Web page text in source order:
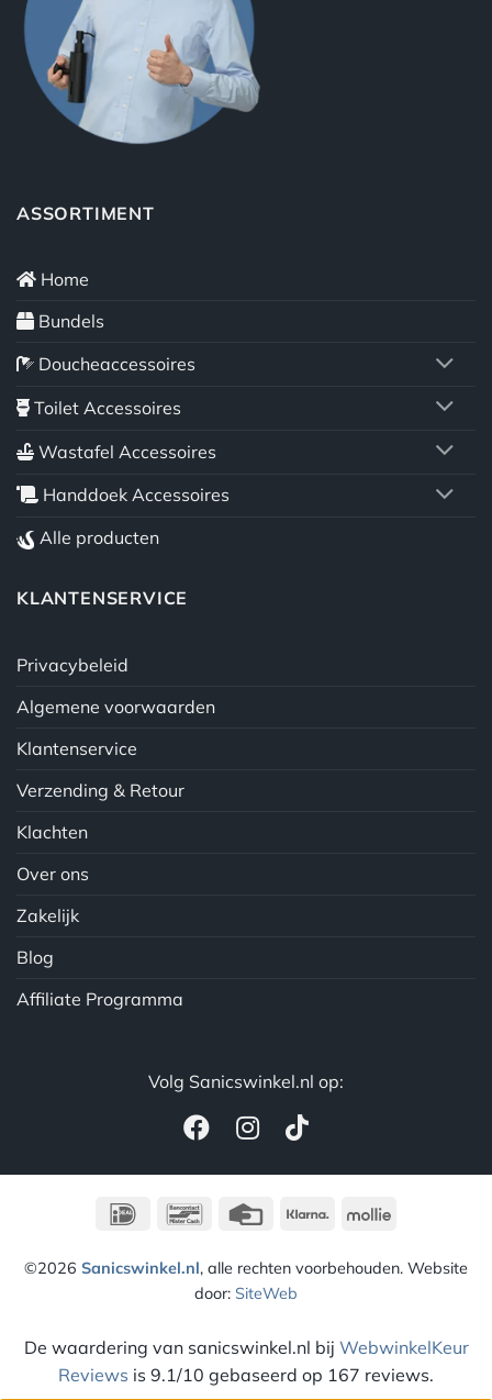
ASSORTIMENT
Home
Bundels
Doucheaccessoires
Toilet Accessoires
Wastafel Accessoires
Handdoek Accessoires
Alle producten
KLANTENSERVICE
Privacybeleid
Algemene voorwaarden
Klantenservice
Verzending & Retour
Klachten
Over ons
Zakelijk
Blog
Affiliate Programma
Volg Sanicswinkel.nl op:
IDeal BancontactCredit
Klarna Mollie
©2026 Sanicswinkel.nl, alle rechten voorbehouden. Website
door: SiteWeb
De waardering van sanicswinkel.nl bij WebwinkelKeur
Reviews is 9.1/10 gebaseerd op 167 reviews.